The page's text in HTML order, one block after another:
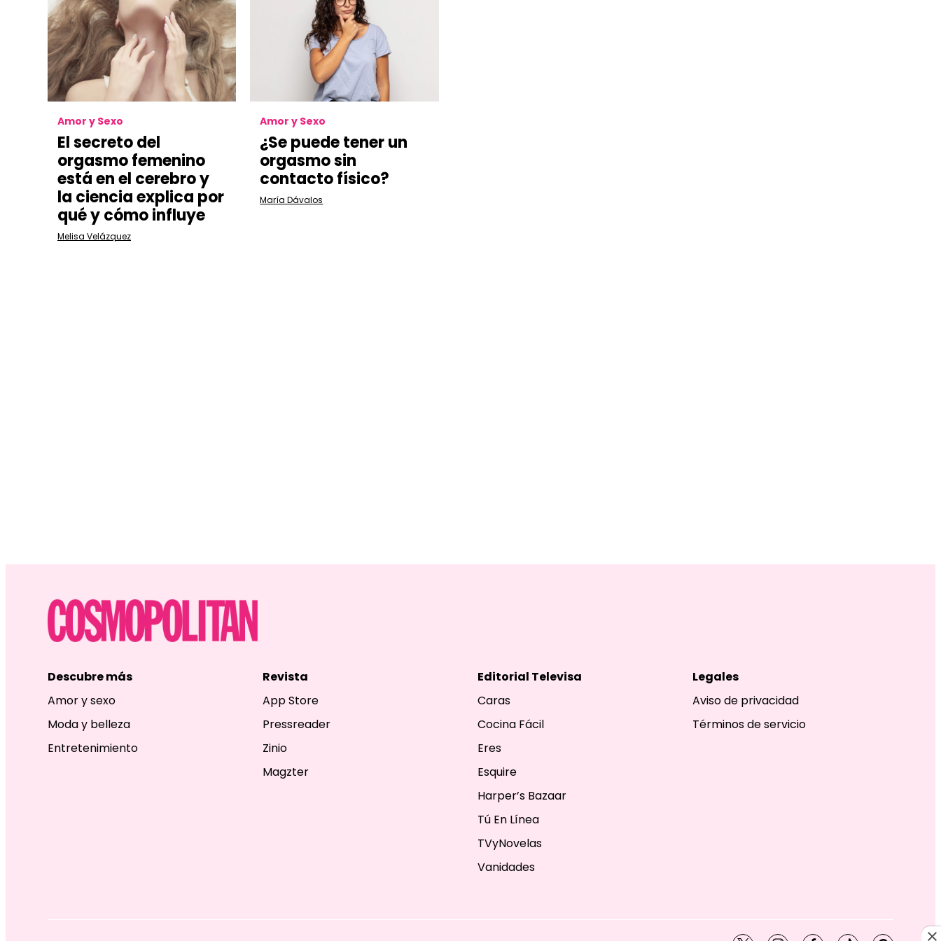
Amor y Sexo
El secreto del
orgasmo femenino
está en el cerebro y
la ciencia explica por
qué y cómo influye
Melisa Velázquez
Amor y Sexo
¿Se puede tener un
orgasmo sin
contacto físico?
María Dávalos
Descubre más
Amor y sexo
Moda y belleza
Entretenimiento
Revista
App Store
Pressreader
Zinio
Magzter
Editorial Televisa
Caras
Cocina Fácil
Eres
Esquire
Harper’s Bazaar
Tú En Línea
TVyNovelas
Vanidades
Legales
Aviso de privacidad
Términos de servicio